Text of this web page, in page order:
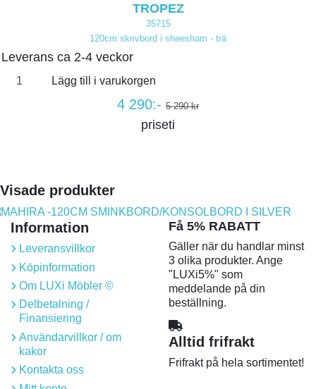
TROPEZ
35715
120cm skrivbord i sheesham - trä
Leverans ca 2-4 veckor
Lägg till i varukorgen
4 290:- 5 290 kr
priseti
Visade produkter
Information
Leveransvillkor
Köpinformation
Om LUXi Möbler ©
Delbetalning /
Finansiering
Användarvillkor / om
kakor
Kontakta oss
Få 5% RABATT
Gäller när du handlar minst
3 olika produkter. Ange
"LUXi5%" som
meddelande på din
beställning.
Alltid frifrakt
Frifrakt på hela sortimentet!